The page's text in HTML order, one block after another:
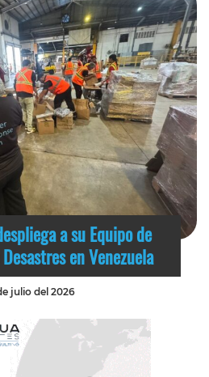
a su Equipo de
en Venezuela
julio del 2026